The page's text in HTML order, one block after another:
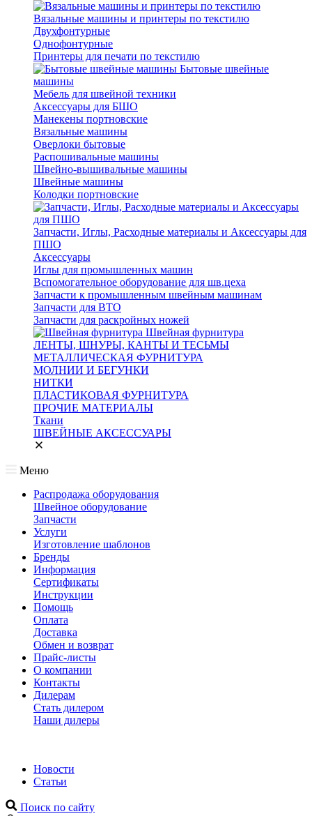
Вязальные машины и принтеры по текстилю
Двухфонтурные
Однофонтурные
Принтеры для печати по текстилю
Бытовые швейные
машины
Мебель для швейной техники
Аксессуары для БШО
Манекены портновские
Вязальные машины
Оверлоки бытовые
Распошивальные машины
Швейно-вышивальные машины
Швейные машины
Колодки портновские
Запчасти, Иглы, Расходные материалы и Аксессуары для
ПШО
Аксессуары
Иглы для промышленных машин
Вспомогательное оборудование для шв.цеха
Запчасти к промышленным швейным машинам
Запчасти для ВТО
Запчасти для раскройных ножей
Швейная фурнитура
ЛЕНТЫ, ШНУРЫ, КАНТЫ И ТЕСЬМЫ
МЕТАЛЛИЧЕСКАЯ ФУРНИТУРА
МОЛНИИ И БЕГУНКИ
НИТКИ
ПЛАСТИКОВАЯ ФУРНИТУРА
ПРОЧИЕ МАТЕРИАЛЫ
Ткани
ШВЕЙНЫЕ АКСЕССУАРЫ
Меню
Распродажа оборудования
Швейное оборудование
Запчасти
Услуги
Изготовление шаблонов
Бренды
Информация
Сертификаты
Инструкции
Помощь
Оплата
Доставка
Обмен и возврат
Прайс-листы
О компании
Контакты
Дилерам
Стать дилером
Наши дилеры
Новости
Статьи
Поиск по сайту